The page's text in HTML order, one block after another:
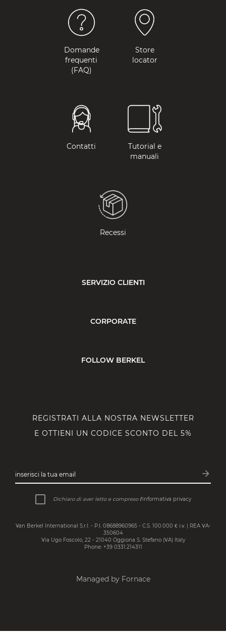
Domande
frequenti
(FAQ)
Store
locator
Contatti
Tutorial e
manuali
Recessi
SERVIZIO CLIENTI
CORPORATE
FOLLOW BERKEL
REGISTRATI ALLA NOSTRA NEWSLETTER
E OTTIENI UN CODICE SCONTO DEL 5%
inserisci la tua email arrow_forward
Dichiaro di aver letto e compreso l’informativa privacy
Van Berkel International S.r.l. - P.I. 08688960965 - C.S. 100.000 € i.v. | REA VA-
350604
Via Ugo Foscolo, 22 - 21040 Oggiona S. Stefano (VA) Italy
Phone: +39 0331.214311
Managed by Fornace